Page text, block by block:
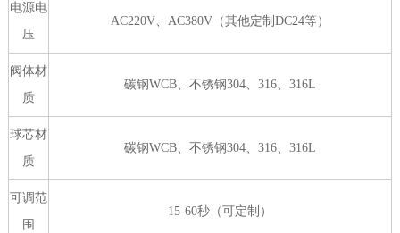
电源电
压
AC220V、AC380V（其他定制DC24等）
阀体材
质
碳钢WCB、不锈钢304、316、316L
球芯材
质
碳钢WCB、不锈钢304、316、316L
可调范
围
15-60秒（可定制）